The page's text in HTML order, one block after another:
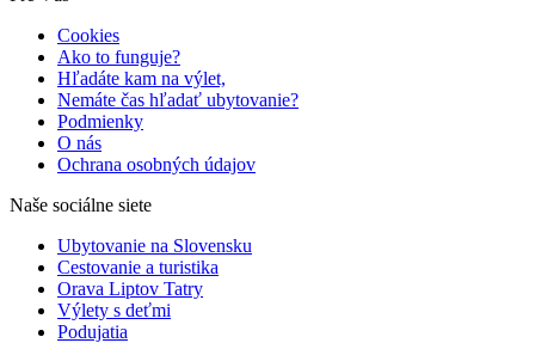
Cookies
Ako to funguje?
Hľadáte kam na výlet,
Nemáte čas hľadať ubytovanie?
Podmienky
O nás
Ochrana osobných údajov
Naše sociálne siete
Ubytovanie na Slovensku
Cestovanie a turistika
Orava Liptov Tatry
Výlety s deťmi
Podujatia